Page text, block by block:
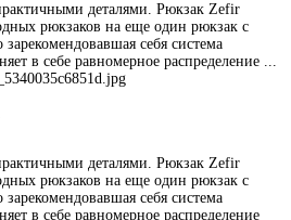
деталями. Рюкзак Zefir
рюкзаков на еще один рюкзак с
себя система
в себе равномерное распределение ...
деталями. Рюкзак Zefir
рюкзаков на еще один рюкзак с
себя система
в себе равномерное распределение